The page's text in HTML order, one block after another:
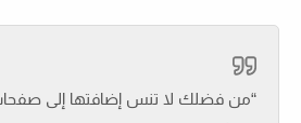
“من فضلك لا تنس إضافتها إلى